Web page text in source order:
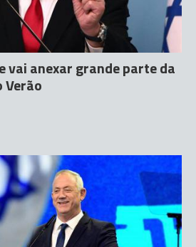
vai anexar grande parte da
Verão